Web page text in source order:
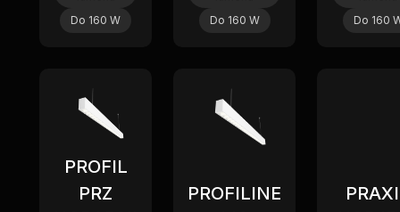
Do 160 W
Do 160 W
Do 160
PROFIL
PRZ
PROFILINE